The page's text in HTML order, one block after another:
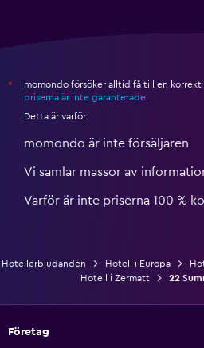
*
momondo försöker alltid få till en
priserna är inte garanterade
Detta är varför:
momondo är inte försäljaren
Vi samlar massor av
Varför är inte priserna 100 %
Hotellerbjudanden Hotell i Europa
Hotell i Zermatt
22
Företag